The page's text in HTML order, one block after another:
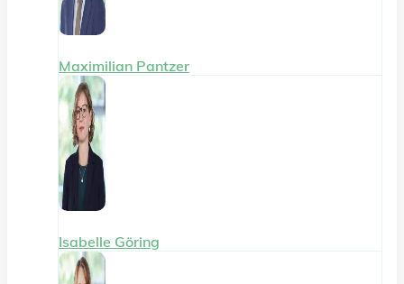
Maximilian Pantzer
Isabelle Göring